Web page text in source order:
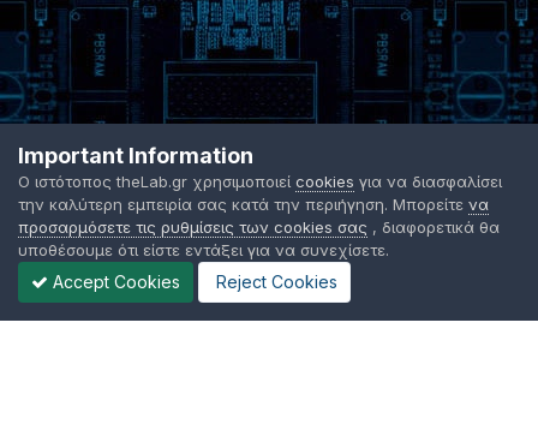
Important Information
Ο ιστότοπος theLab.gr χρησιμοποιεί cookies για να διασφαλίσει
την καλύτερη εμπειρία σας κατά την περιήγηση. Μπορείτε να
προσαρμόσετε τις ρυθμίσεις των cookies σας , διαφορετικά θα
υποθέσουμε ότι είστε εντάξει για να συνεχίσετε.
Accept Cookies Reject Cookies